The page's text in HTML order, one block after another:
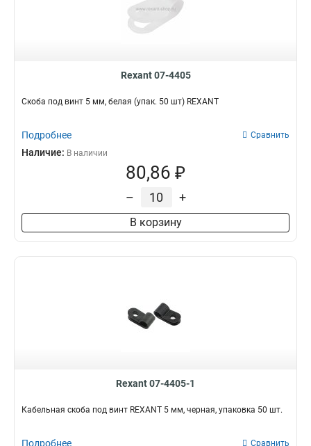
Rexant 07-4405
Скоба под винт 5 мм, белая (упак. 50 шт) REXANT
Подробнее Сравнить
Наличие: В наличии
80,86 ₽
– +
В корзину
Rexant 07-4405-1
Кабельная скоба под винт REXANT 5 мм, черная, упаковка 50 шт.
Подробнее Сравнить